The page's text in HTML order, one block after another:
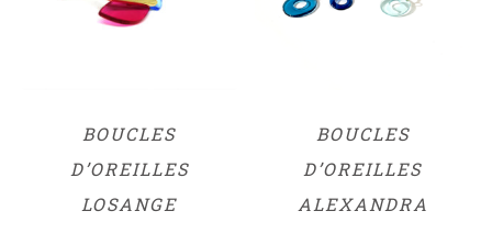
BOUCLES
D’OREILLES
LOSANGE
BOUCLES
D’OREILLES
ALEXANDRA